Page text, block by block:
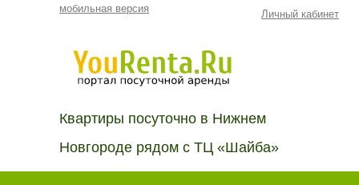
мобильная версия Личный кабинет
Квартиры посуточно в Нижнем
Новгороде рядом с ТЦ «Шайба»